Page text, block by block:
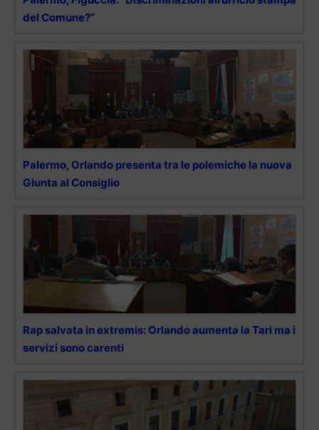
del Comune?”
Palermo, Orlando presenta tra le polemiche la nuova
Giunta al Consiglio
Rap salvata in extremis: Orlando aumenta la Tari ma i
servizi sono carenti